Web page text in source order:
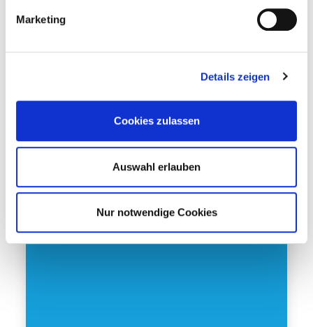
Marketing
Details zeigen
Cookies zulassen
Auswahl erlauben
Nur notwendige Cookies